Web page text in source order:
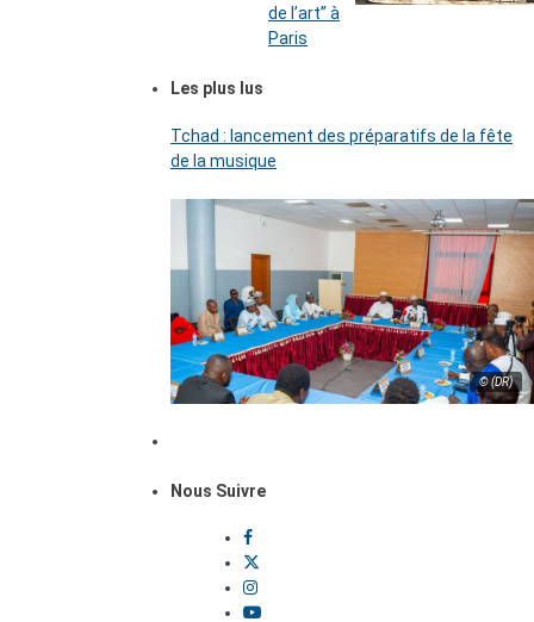
de l’art’’ à
Paris
Les plus lus
Tchad : lancement des préparatifs de la fête
de la musique
© (DR)
Nous Suivre